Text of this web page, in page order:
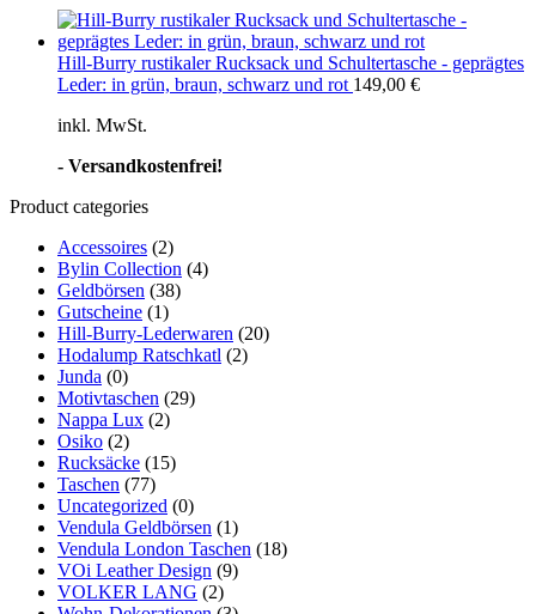
Hill-Burry rustikaler Rucksack und Schultertasche - geprägtes
Leder: in grün, braun, schwarz und rot 149,00 €
inkl. MwSt.
- Versandkostenfrei!
Product categories
Accessoires (2)
Bylin Collection (4)
Geldbörsen (38)
Gutscheine (1)
Hill-Burry-Lederwaren (20)
Hodalump Ratschkatl (2)
Junda (0)
Motivtaschen (29)
Nappa Lux (2)
Osiko (2)
Rucksäcke (15)
Taschen (77)
Uncategorized (0)
Vendula Geldbörsen (1)
Vendula London Taschen (18)
VOi Leather Design (9)
VOLKER LANG (2)